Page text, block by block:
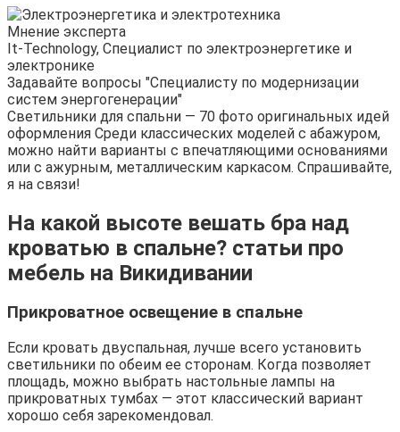
Мнение эксперта
It-Technology, Cпециалист по электроэнергетике и
электронике
Задавайте вопросы "Специалисту по модернизации
систем энергогенерации"
Светильники для спальни — 70 фото оригинальных идей
оформления Среди классических моделей с абажуром,
можно найти варианты с впечатляющими основаниями
или с ажурным, металлическим каркасом. Спрашивайте,
я на связи!
На какой высоте вешать бра над
кроватью в спальне? статьи про
мебель на Викидивании
Прикроватное освещение в спальне
Если кровать двуспальная, лучше всего установить
светильники по обеим ее сторонам. Когда позволяет
площадь, можно выбрать настольные лампы на
прикроватных тумбах — этот классический вариант
хорошо себя зарекомендовал.